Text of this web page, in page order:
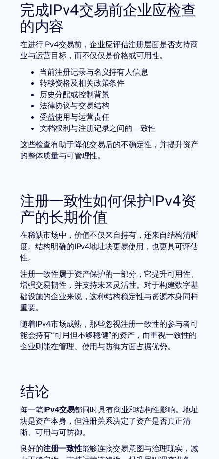
完成IPv4交易前企业应检查
的内容
在进行IPv4交易前，企业应评估注册层面是否支持商
业与运营目标，而不仅仅是价格或可用性。
当前注册记录与名义持有人信息
转移资格及相关政策条件
历史分配或控制背景
法律协议与交易结构
受益使用与运营责任
文档权利与注册记录之间的一致性
这些检查有助于降低交易后的不确定性，并提升资产
的整体质量与可管理性。
注册一致性如何保护IPv4资
产的长期价值
在稀缺市场中，价值不仅来自持有，还来自结构清晰
度。结构明确的IPv4地址块更易使用，也更具可评估
性。
注册一致性属于资产保护的一部分，它提升可用性、
增强交易韧性，并支持未来灵活性。对于构建数字基
础设施的企业来说，这种结构稳定性与资源本身同样
重要。
随着IPv4市场成熟，那些忽视注册一致性的参与者可
能会持有“可用但不够稳健”的资产，而重视一致性的
企业则能在管理、使用与防御方面占据优势。
结论
每一笔 IPv4交易都同时具有商业和结构性影响。地址
块是资产本身，但注册关系决定了资产是否真正清
晰、可用与可防御。
良好的注册一致性能够连接交易意图与治理现实，减